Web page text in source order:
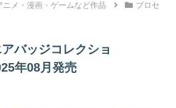
ニメ・漫画・ゲームなど作品
プロセ
バッジコレクショ
年08月発売